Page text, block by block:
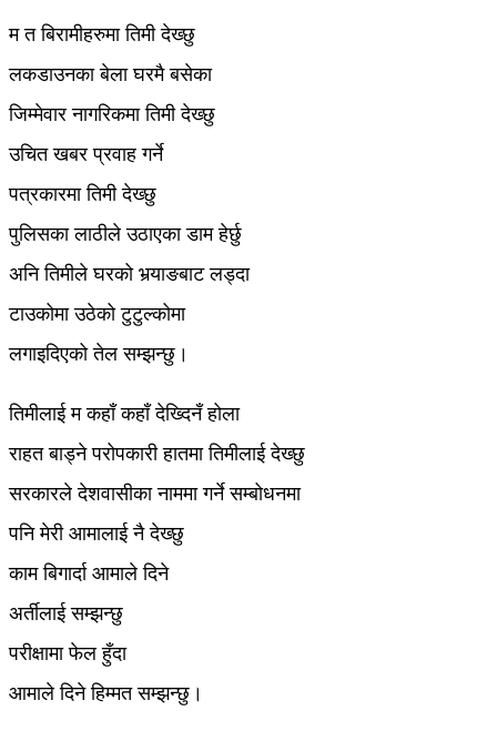
म त बिरामीहरुमा तिमी देख्छु
लकडाउनका बेला घरमै बसेका
जिम्मेवार नागरिकमा तिमी देख्छु
उचित खबर प्रवाह गर्ने
पत्रकारमा तिमी देख्छु
पुलिसका लाठीले उठाएका डाम हेर्छु
अनि तिमीले घरको भर्‍याङबाट लड्दा
टाउकोमा उठेको टुटुल्कोमा
लगाइदिएको तेल सम्झन्छु।
तिमीलाई म कहाँ कहाँ देख्दिनँ होला
राहत बाड्ने परोपकारी हातमा तिमीलाई देख्छु
सरकारले देशवासीका नाममा गर्ने सम्बोधनमा
पनि मेरी आमालाई नै देख्छु
काम बिगार्दा आमाले दिने
अर्तीलाई सम्झन्छु
परीक्षामा फेल हुँदा
आमाले दिने हिम्मत सम्झन्छु।